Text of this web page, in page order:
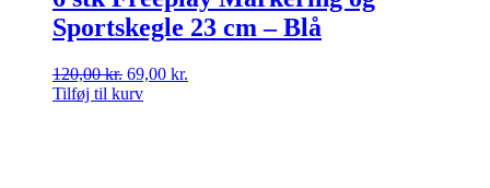
Sportskegle 23 cm – Blå
120,00kr. Den
oprindelige
69,00 kr.
Tilføj til kurv